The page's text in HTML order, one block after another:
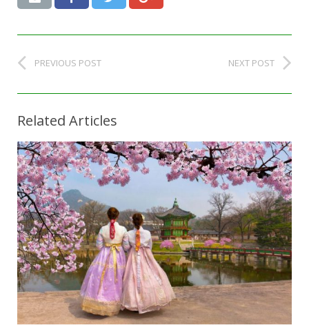
PREVIOUS POST NEXT POST
Related Articles